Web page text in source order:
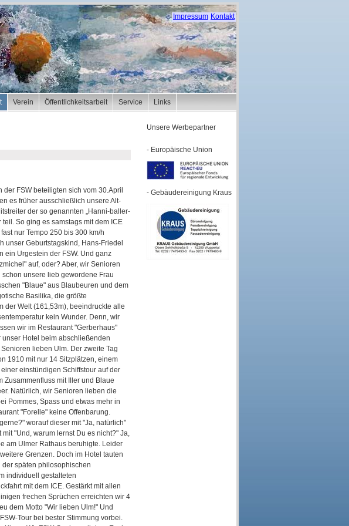
Impressum Kontakt
Verein Öffentlichkeitsarbeit Service Links
FSW beteiligten sich vom 30.April
es früher ausschließlich unsere Alt-
der so genannten „Hanni-baller-
So ging es samstags mit dem ICE
nur Tempo 250 bis 300 km/h
unser Geburtstagskind, Hans-Friedel
ein Urgestein der FSW. Und ganz
auf, oder? Aber, wir Senioren
unsere lieb gewordene Frau
"Blaue" aus Blaubeuren und dem
Basilika, die größte
der Welt (161,53m), beeindruckte alle
kein Wunder. Denn, wir
wir im Restaurant "Gerberhaus"
Hotel beim abschließenden
lieben Ulm. Der zweite Tag
1910 mit nur 14 Sitzplätzen, einem
einstündigen Schiffstour auf der
Zusammenfluss mit Iller und Blaue
Natürlich, wir Senioren lieben die
Pommes, Spass und etwas mehr in
"Forelle" keine Offenbarung.
worauf dieser mit "Ja, natürlich"
"Und, warum lernst Du es nicht?" Ja,
am Ulmer Rathaus beruhigte. Leider
Grenzen. Doch im Hotel tauten
der späten philosophischen
individuell gestalteten
mit dem ICE. Gestärkt mit allen
frechen Sprüchen erreichten wir 4
dem Motto "Wir lieben Ulm!" Und
Tour bei bester Stimmung vorbei.
Unsere Werbepartner
- Europäische Union
- Gebäudereinigung Kraus